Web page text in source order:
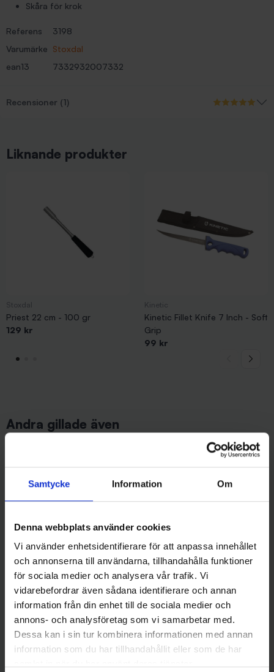
Samtycke Information Om
Denna webbplats använder cookies
Vi använder enhetsidentifierare för att anpassa innehållet
och annonserna till användarna, tillhandahålla funktioner
för sociala medier och analysera vår trafik. Vi
vidarebefordrar även sådana identifierare och annan
information från din enhet till de sociala medier och
annons- och analysföretag som vi samarbetar med.
Dessa kan i sin tur kombinera informationen med annan
information som du har tillhandahållit eller som de har
Skåra för krok
Referens
3198
Varumärke Stoxdal
ean13
7332932007332
Recensioner (1)
Liknande produkter
Priest 22 cm - 100 gr
129 kr
Kinetic Fillet Knife 7 Inch - Soft
Grip
99 kr
Andra gillade även
BFT - Big Fish Tackle
BFT Fillet Knife - 9 Inch Flex
Blade
Heat it, lindring mot
insektsbett (USB-C)